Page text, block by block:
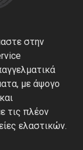
στην
με άψογο
τις πλέον
ελαστικών.